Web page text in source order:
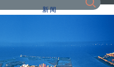
新闻